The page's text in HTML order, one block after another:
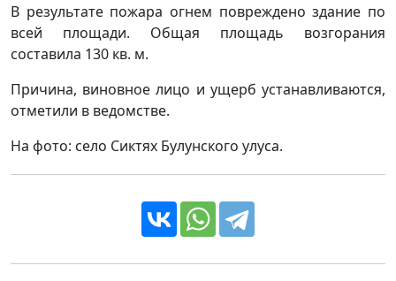
В результате пожара огнем повреждено здание по
всей площади. Общая площадь возгорания
составила 130 кв. м.
Причина, виновное лицо и ущерб устанавливаются,
отметили в ведомстве.
На фото: село Сиктях Булунского улуса.